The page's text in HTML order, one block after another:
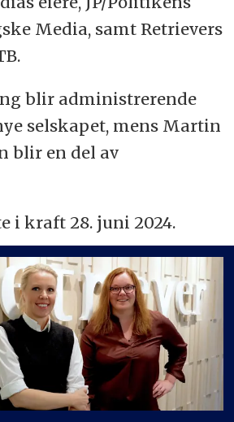
Media, samt Retrievers
blir administrerende
selskapet, mens Martin
blir en del av
i kraft 28. juni 2024.